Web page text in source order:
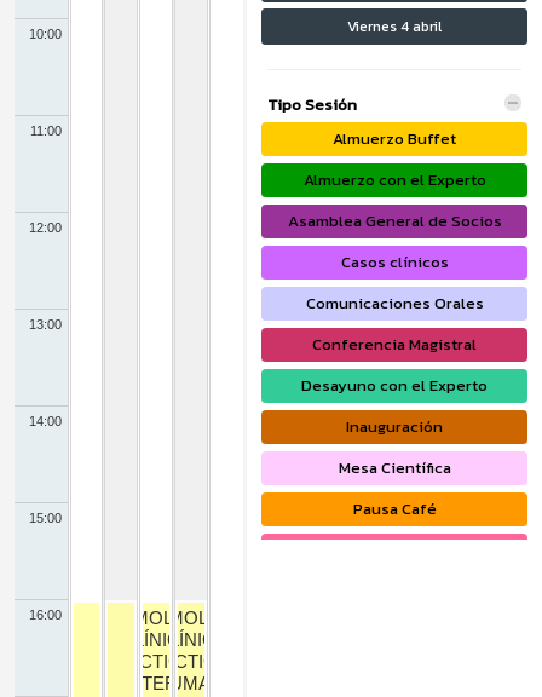
10:00
11:00
12:00
13:00
14:00
15:00
16:00
NEUMOLOGÍA
CLÍNICA
PRÁCTICA 1:
FISIOTERAPIA
NEUMOLOGÍA
CLÍNICA
PRÁCTICA 2:
FUMAR
Viernes 4 abril
Tipo Sesión
Almuerzo Buffet
Almuerzo con el Experto
Asamblea General de Socios
Casos clínicos
Comunicaciones Orales
Conferencia Magistral
Desayuno con el Experto
Inauguración
Mesa Científica
Pausa Café